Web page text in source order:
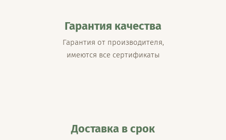
Гарантия качества
Гарантия от производителя,
имеются все сертификаты
Доставка в срок